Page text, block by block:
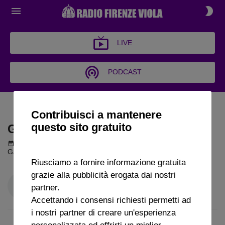
LIVE
PODCAST
GARRISCA AL VENTO
GARRISCA AL VENTO
Garrisca al Vento puntata del 13 02 2026
Contribuisci a mantenere
questo sito gratuito
Riusciamo a fornire informazione gratuita
grazie alla pubblicità erogata dai nostri
partner.
Accettando i consensi richiesti permetti ad
i nostri partner di creare un'esperienza